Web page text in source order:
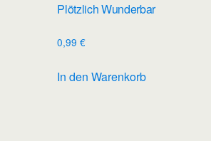
Plötzlich Wunderbar
0,99€
In den Warenkorb